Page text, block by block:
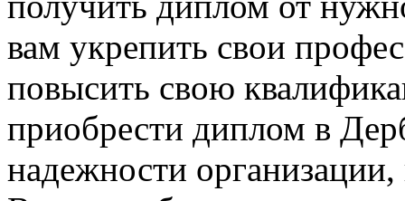
вам укрепить свои
повысить свою
приобрести диплом в
надежности